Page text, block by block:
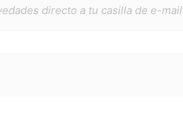
directo a tu casilla de e-mail